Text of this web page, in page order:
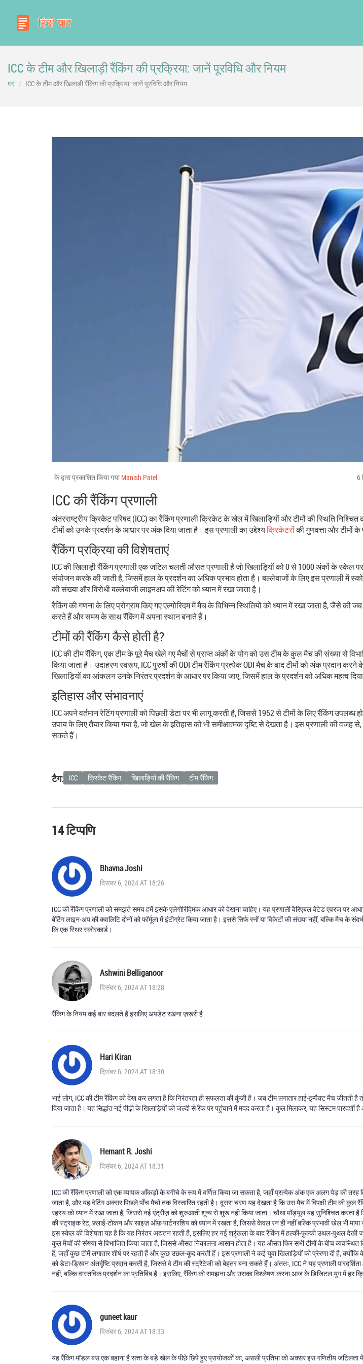
ICC के टीम और खिलाड़ी रैंकिंग की प्रक्रिया: जानें पूरविधि और नियम
घर ICC के टीम और खिलाड़ी रैंकिंग की प्रक्रिया: जानें पूरविधि और नियम
के द्वारा प्रकाशित किया गया Manish Patel 6
ICC की रैंकिंग प्रणाली
अंतरराष्ट्रीय क्रिकेट परिषद (ICC) का रैंकिंग प्रणाली क्रिकेट के खेल में खिलाड़ियों और टीमों की स्थिति
टीमों को उनके प्रदर्शन के आधार पर अंक दिया जाता है। इस प्रणाली का उद्देश्यक्रिकेटरों की गुणवत्ता और टीमों
रैंकिंग प्रक्रिया की विशेषताएं
ICC की खिलाड़ी रैंकिंग प्रणाली एक जटिल चलती औसत प्रणाली है जो खिलाड़ियों को 0 से 1000 अंकों के स्केल
संयोजन करके की जाती है, जिसमें हाल के प्रदर्शन का अधिक प्रभाव होता है। बल्लेबाजों के लिए इस प्रणाली में
की संख्या और विरोधी बल्लेबाजी लाइनअप की रेटिंग को ध्यान में रखा जाता है।
रैंकिंग की गणना के लिए प्रोग्राम किए गए एल्गोरिदम में मैच के विभिन्न स्थितियों को ध्यान में रखा जाता है, जैसे
करते हैं और समय के साथ रैंकिंग में अपना स्थान बनाते हैं।
टीमों की रैंकिंग कैसे होती है?
ICC की टीम रैंकिंग, एक टीम के पूरे मैच खेले गए मैचों से प्राप्त अंकों के योग को उस टीम के कुल मैच की संख्या से
किया जाता है। उदाहरण स्वरूप, ICC पुरुषों की ODI टीम रैंकिंग प्रत्येक ODI मैच के बाद टीमों को अंक प्रदान
खिलाड़ियों का आंकलन उनके निरंतर प्रदर्शन के आधार पर किया जाए, जिसमें हाल के प्रदर्शन को अधिक महत्व
इतिहास और संभावनाएं
ICC अपने वर्तमान रेटिंग प्रणाली को पिछली डेटा पर भी लागू करती है, जिससे 1952 से टीमों के लिए रैंकिंग उपलब्ध
उपाय के लिए तैयार किया गया है, जो खेल के इतिहास को भी समीक्षात्मक दृष्टि से देखता है। इस प्रणाली की
सकते हैं।
टैग: ICC क्रिकेट रैंकिंग खिलाड़ियों की रैंकिंग टीम रैंकिंग
14 टिप्पणि
Bhavna Joshi
दिसंबर 6, 2024 AT 18:26
ICC की रैंकिंग प्रणाली को समझते समय हमें इसके एलेगोरिद्मिक आधार को देखना चाहिए। यह प्रणाली वैरिएबल वेटेड एवरज पर
बॅटिंग लाइन‑अप की क्वालिटि दोनों को फॉर्मूला में इंटीग्रेट किया जाता है। इससे सिर्फ रनों या विकेटों की संख्या नहीं, बल्कि मैच
कि एक स्थिर स्कोरकार्ड।
Ashwini Belliganoor
दिसंबर 6, 2024 AT 18:28
रैंकिंग के नियम कई बार बदलते हैं इसलिए अपडेट रखना ज़रूरी है
Hari Kiran
दिसंबर 6, 2024 AT 18:30
भाई लोग, ICC की टीम रैंकिंग को देख कर लगता है कि निरंतरता ही सफलता की कुंजी है। जब टीम लगातार हाई‑इम्पैक्ट मैच
दिया जाता है। यह सिद्धांत नई पीढ़ी के खिलाड़ियों को जल्दी से रैंक पर पहुंचाने में मदद करता है। कुल मिलाकर, यह सिस्टम
Hemant R. Joshi
दिसंबर 6, 2024 AT 18:31
ICC की रैंकिंग प्रणाली को एक व्यापक आँकड़ों के बगीचे के रूप में वर्णित किया जा सकता है, जहाँ प्रत्येक अंक एक अलग पेड़ की तरह
जाता है, और यह वेटिंग अक्सर पिछले पाँच मैचों तक विस्तारित रहती है। दूसरा चरण यह देखता है कि उस मैच में विपक्षी टीम की कुल
रहस्य को ध्यान में रखा जाता है, जिससे नई एंट्रीज़ को शुरुआती शून्य से शुरू नहीं किया जाता। चौथा मॉड्यूल यह सुनिश्चित करता है
की स्ट्राइक रेट, फ़्लाई‑टोकन और साइज़ ऑफ़ पार्टनरशिप को ध्यान में रखता है, जिससे केवल रन ही नहीं बल्कि प्रभावी खेल भी
इस स्केल की विशेषता यह है कि यह निरंतर अद्यतन रहती है, इसलिए हर नई श्रृंखला के बाद रैंकिंग में हल्की-फुल्की उथल‑पुथल देखी
कुल मैचों की संख्या से विभाजित किया जाता है, जिससे औसत निकालना आसान होता है। यह औसत फिर सभी टीमों के बीच व्यवस्थित
हैं, जहाँ कुछ टीमें लगातार शीर्ष पर रहती हैं और कुछ उछल‑कूद करती हैं। इस प्रणाली ने कई युवा खिलाड़ियों को प्रेरणा दी है,
को डेटा‑ड्रिवन अंतर्दृष्टि प्रदान करती है, जिससे वे टीम की स्ट्रैटेजी को बेहतर बना सकते हैं। अंततः, ICC ने यह प्रणाली
नहीं, बल्कि वास्तविक प्रदर्शन का प्रतिबिंब हैं। इसलिए, रैंकिंग को समझना और उसका विश्लेषण करना आज के डिजिटल युग में हर
guneet kaur
दिसंबर 6, 2024 AT 18:33
यह रैंकिंग मॉडल बस एक बहाना है सत्ता के बड़े खेल के पीछे छिपे हुए प्रायोजकों का, असली प्रतिभा को अक्सर इस गणितीय जटिलता में